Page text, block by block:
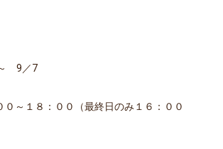
9／7
０～１８：００（最終日のみ１６：００